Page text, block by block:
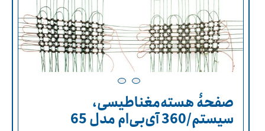
صفحۀ هسته‌مغناطیسی،
سیستم/360 آی‌بی‌ام مدل 65